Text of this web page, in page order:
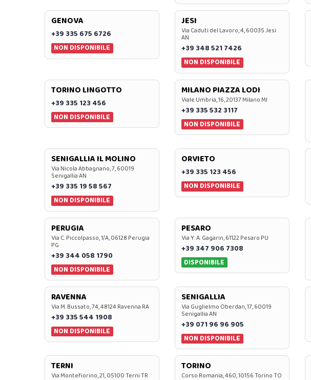
GENOVA
+39 335 675 6726
NON DISPONIBILE
JESI
Via Caduti del Lavoro, 4, 60035 Jesi
AN
+39 348 521 7426
NON DISPONIBILE
TORINO LINGOTTO
+39 335 123 456
NON DISPONIBILE
MILANO PIAZZA LODI
Viale Umbria, 16, 20137 Milano MI
+39 335 532 3117
NON DISPONIBILE
SENIGALLIA IL MOLINO
Via Nicola Abbagnano, 7, 60019
Senigallia AN
+39 335 19 58 567
NON DISPONIBILE
ORVIETO
+39 335 123 456
NON DISPONIBILE
PERUGIA
Via C. Piccolpasso, 1/A, 06128 Perugia
PG
+39 344 058 1790
NON DISPONIBILE
PESARO
Via Y. A. Gagarin, 61122 Pesaro PU
+39 347 906 7308
DISPONIBILE
RAVENNA
Via M. Bussato, 74, 48124 Ravenna RA
+39 335 544 1908
NON DISPONIBILE
SENIGALLIA
Via Guglielmo Oberdan, 17, 60019
Senigallia AN
+39 071 96 96 905
NON DISPONIBILE
TERNI
Via Montefiorino, 21, 05100 Terni TR
TORINO
Corso Romania, 460, 10156 Torino TO